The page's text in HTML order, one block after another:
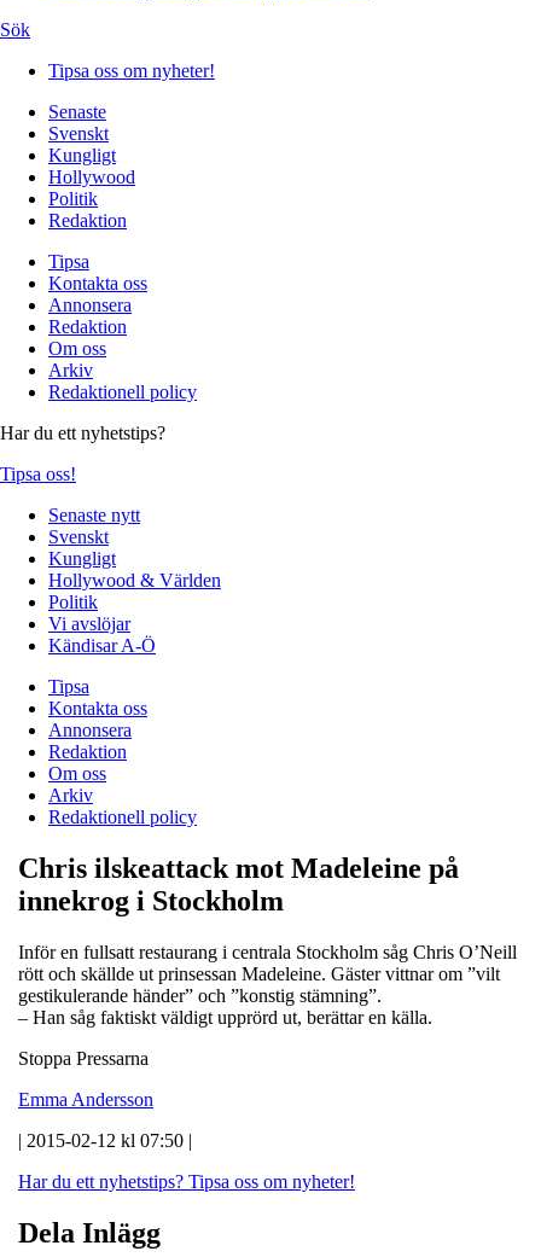
Sök
Tipsa oss om nyheter!
Senaste
Svenskt
Kungligt
Hollywood
Politik
Redaktion
Tipsa
Kontakta oss
Annonsera
Redaktion
Om oss
Arkiv
Redaktionell policy
Har du ett nyhetstips?
Tipsa oss!
Senaste nytt
Svenskt
Kungligt
Hollywood & Världen
Politik
Vi avslöjar
Kändisar A-Ö
Tipsa
Kontakta oss
Annonsera
Redaktion
Om oss
Arkiv
Redaktionell policy
Chris ilskeattack mot Madeleine på
innekrog i Stockholm
Inför en fullsatt restaurang i centrala Stockholm såg Chris O’Neill
rött och skällde ut prinsessan Madeleine. Gäster vittnar om ”vilt
gestikulerande händer” och ”konstig stämning”.
– Han såg faktiskt väldigt upprörd ut, berättar en källa.
Stoppa Pressarna
Emma Andersson
| 2015-02-12 kl 07:50 |
Har du ett nyhetstips? Tipsa oss om nyheter!
Dela Inlägg